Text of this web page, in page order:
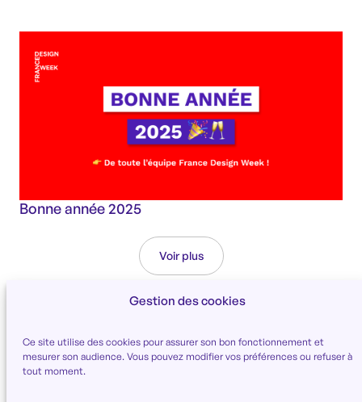
Gestion des cookies
Ce site utilise des cookies pour assurer son bon fonctionnement et
mesurer son audience. Vous pouvez modifier vos préférences ou refuser à
tout moment.
Bonne année 2025
Voir plus